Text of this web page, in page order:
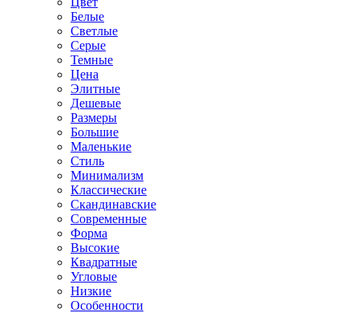
Белые
Светлые
Серые
Темные
Цена
Элитные
Дешевые
Размеры
Большие
Маленькие
Стиль
Минимализм
Классические
Скандинавские
Современные
Форма
Высокие
Квадратные
Угловые
Низкие
Особенности